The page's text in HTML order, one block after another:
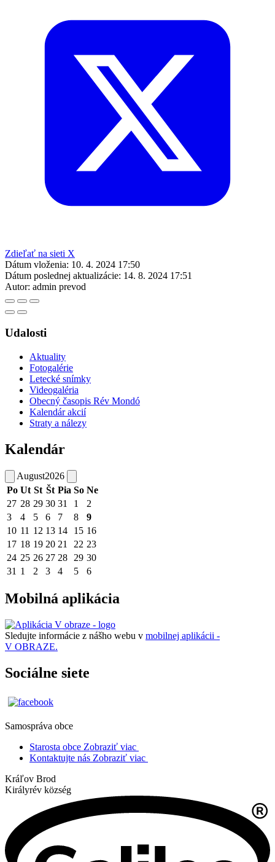
Zdieľať na sieti X
Dátum vloženia: 10. 4. 2024 17:50
Dátum poslednej aktualizácie: 14. 8. 2024 17:51
Autor: admin prevod
Udalosti
Aktuality
Fotogalérie
Letecké snímky
Videogaléria
Obecný časopis Rév Mondó
Kalendár akcií
Straty a nálezy
Kalendár
August2026
Po Ut St Št Pia So Ne
27 28 29 30 31 1
2
3
4 5 6 7 8
9
10 11 12 13 14 15 16
17 18 19 20 21 22 23
24 25 26 27 28 29 30
31 1 2 3 4 5 6
Mobilná aplikácia
Sledujte informácie z nášho webu v mobilnej aplikácii -
V OBRAZE.
Sociálne siete
Samospráva obce
Starosta obce Zobraziť viac
Kontaktujte nás Zobraziť viac
Kráľov Brod
Királyrév község